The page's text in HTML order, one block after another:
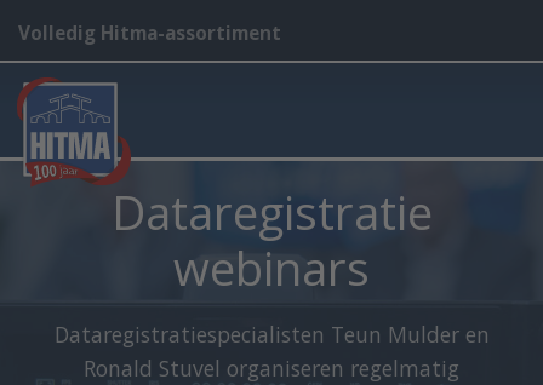
Volledig Hitma-assortiment
Dataregistratie
webinars
Dataregistratiespecialisten Teun Mulder en
Ronald Stuvel organiseren regelmatig